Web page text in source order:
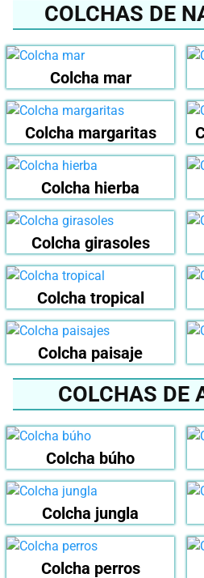
COLCHAS DE
Colcha mar
Colcha margaritas
Colcha hierba
Colcha girasoles
Colcha tropical
Colcha paisaje
COLCHAS DE
Colcha búho
Colcha jungla
Colcha perros